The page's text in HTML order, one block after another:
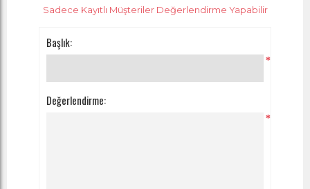
Sadece Kayıtlı Müşteriler Değerlendirme Yapabilir
Başlık:
*
Değerlendirme:
*